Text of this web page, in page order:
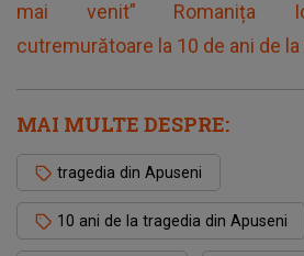
mai venit” Romanița
cutremurătoare la 10 de ani de
MAI MULTE DESPRE:
tragedia din Apuseni
10 ani de la tragedia din Apuseni